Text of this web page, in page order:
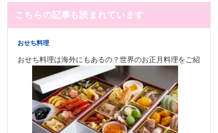
こちらの記事も読まれています
おせち料理
おせち料理は海外にもあるの？世界のお正月料理をご紹